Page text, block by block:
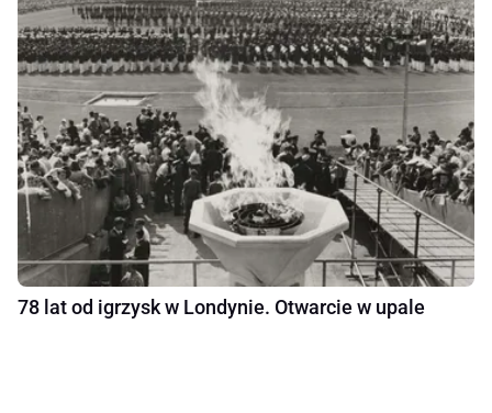
78 lat od igrzysk w Londynie. Otwarcie w upale